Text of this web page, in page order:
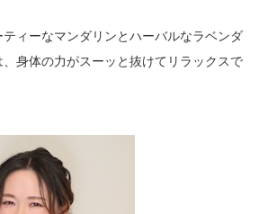
ィーなマンダリンとハーバルなラベンダ
身体の力がスーッと抜けてリラックスで